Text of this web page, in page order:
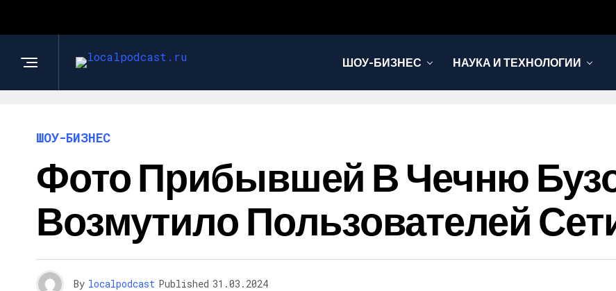
ШОУ-БИЗНЕС НАУКА И ТЕХНОЛОГИИ
ШОУ-БИЗНЕС
Фото Прибывшей В Чечню
Возмутило Пользователей Сети
By localpodcast Published 31.03.2024